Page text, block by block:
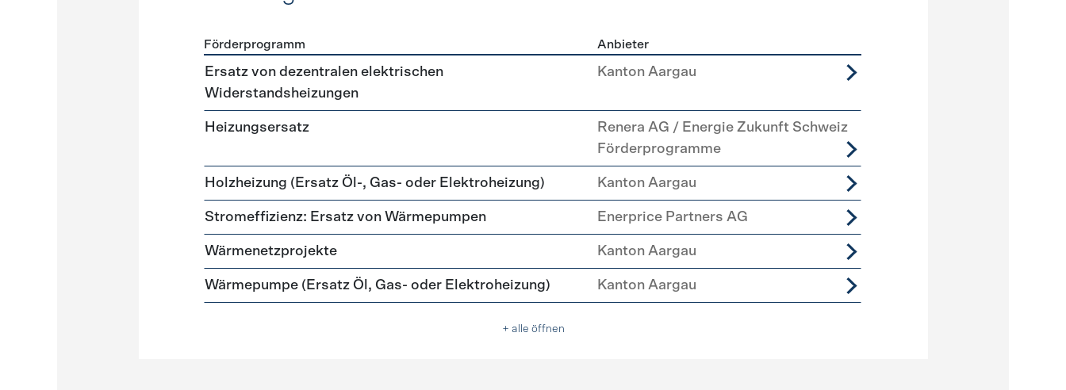
Förderprogramme Heizung
Förderprogramm Anbieter
Ersatz von dezentralen elektrischen
Widerstandsheizungen
Kanton Aargau
Heizungsersatz
Renera AG / Energie Zukunft Schweiz
Förderprogramme
Holzheizung (Ersatz Öl-, Gas- oder Elektroheizung) Kanton Aargau
Stromeffizienz: Ersatz von Wärmepumpen Enerprice Partners AG
Wärmenetzprojekte Kanton Aargau
Wärmepumpe (Ersatz Öl, Gas- oder Elektroheizung) Kanton Aargau
+ alle öffnen